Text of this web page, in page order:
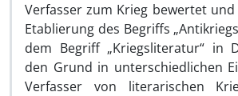
Verfasser zum Krieg bewertet
Etablierung des Begriffs
dem Begriff „Kriegsliteratur“ in
den Grund in unterschiedlichen
Verfasser von literarischen